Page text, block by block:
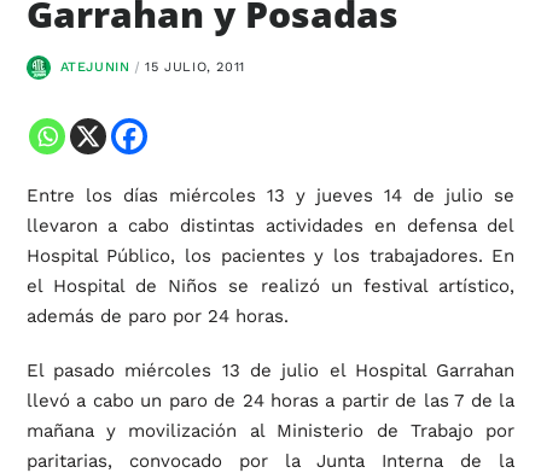
Garrahan y Posadas
ATEJUNIN 15 JULIO, 2011
Entre los días miércoles 13 y jueves 14 de julio se
llevaron a cabo distintas actividades en defensa del
Hospital Público, los pacientes y los trabajadores. En
el Hospital de Niños se realizó un festival artístico,
además de paro por 24 horas.
El pasado miércoles 13 de julio el Hospital Garrahan
llevó a cabo un paro de 24 horas a partir de las 7 de la
mañana y movilización al Ministerio de Trabajo por
paritarias, convocado por la Junta Interna de la